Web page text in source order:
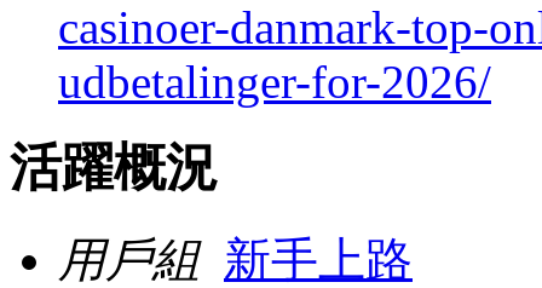
casinoer-danmark-top-
udbetalinger-for-2026/
活躍概況
用戶組 新手上路